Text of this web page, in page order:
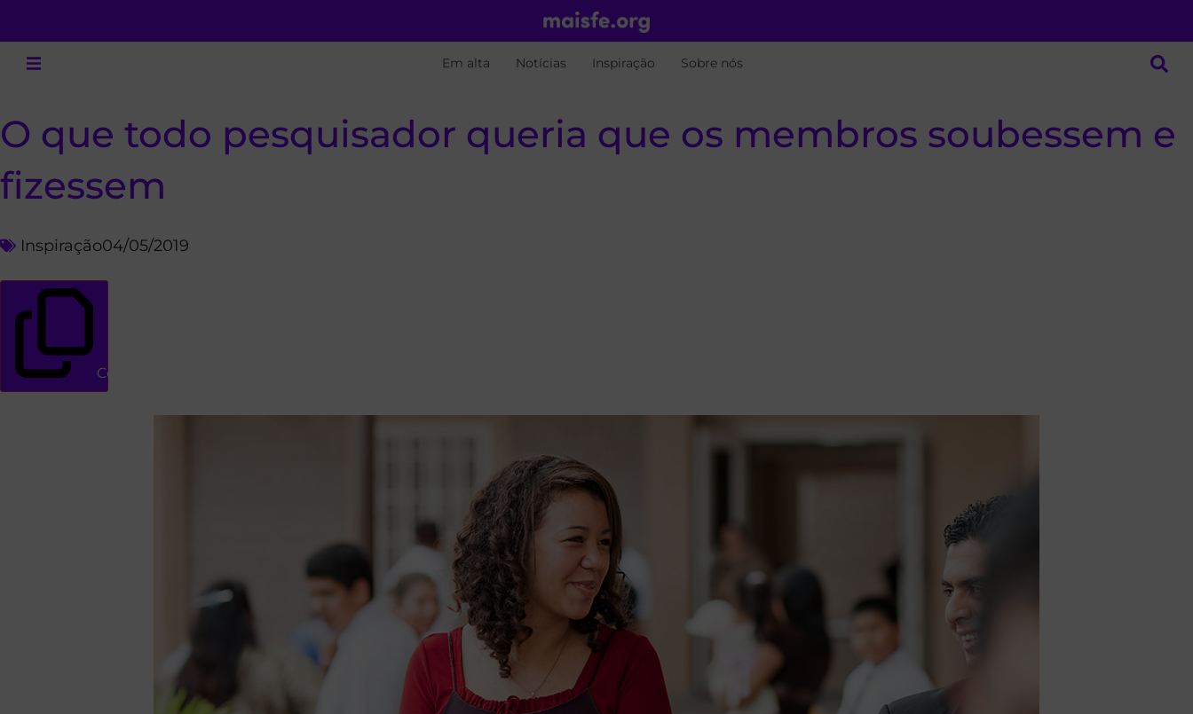
Em alta Notícias Inspiração Sobre nós
O que todo pesquisador queria que os membros soubessem e
fizessem
Inspiração04/05/2019
Copiar link